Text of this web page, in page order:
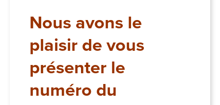
Nous avons le
plaisir de vous
présenter le
numéro du